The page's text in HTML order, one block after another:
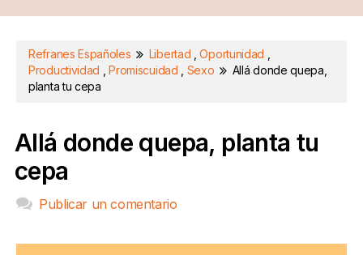
Refranes Españoles Libertad ,Oportunidad
Productividad
,Promiscuidad Sexo
Allá donde quepa,
planta tu cepa
Allá donde quepa, planta tu
cepa
Publicar un comentario